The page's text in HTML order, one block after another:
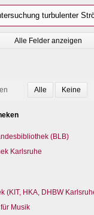
Alle Felder anzeigen
(BLB)
Karlsruhe
(KIT, HKA, DHBW
Musik